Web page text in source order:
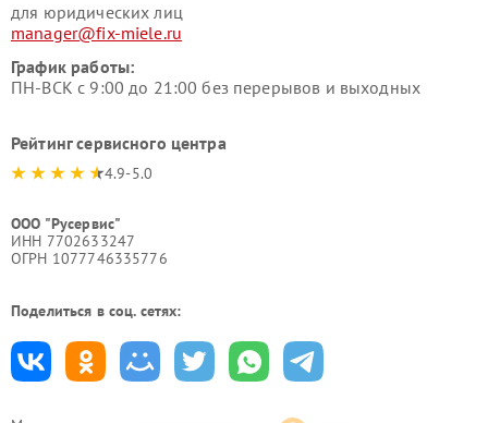
для юридических лиц
manager@fix-miele.ru
График работы:
ПН-ВСК с 9:00 до 21:00 без перерывов и выходных
Рейтинг сервисного центра
4.9-5.0
ООО "Русервис"
ИНН 7702633247
ОГРН 1077746335776
Поделиться в соц. сетях: